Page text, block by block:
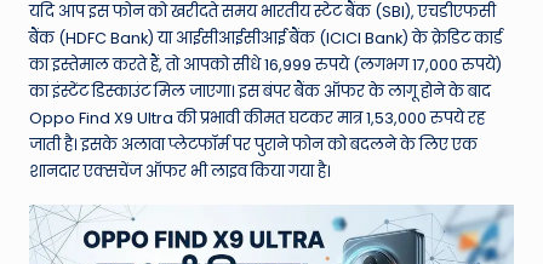
यदि आप इस फोन को खरीदते समय भारतीय स्टेट बैंक (SBI), एचडीएफसी
बैंक (HDFC Bank) या आईसीआईसीआई बैंक (ICICI Bank) के क्रेडिट कार्ड
का इस्तेमाल करते हैं, तो आपको सीधे 16,999 रुपये (लगभग 17,000 रुपये)
का इंस्टेंट डिस्काउंट मिल जाएगा। इस बंपर बैंक ऑफर के लागू होने के बाद
Oppo Find X9 Ultra की प्रभावी कीमत घटकर मात्र 1,53,000 रुपये रह
जाती है। इसके अलावा प्लेटफॉर्म पर पुराने फोन को बदलने के लिए एक
शानदार एक्सचेंज ऑफर भी लाइव किया गया है।